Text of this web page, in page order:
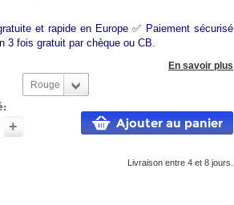
et rapide en Europe ✅ Paiement sécurisé
3 fois gratuit par chèque ou CB.
En savoir plus
Rouge
+ Ajouter au panier
Livraison entre 4 et 8 jours.